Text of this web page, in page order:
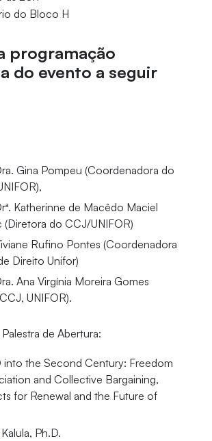
do Bloco H
programação
do evento a seguir
Gina Pompeu (Coordenadora do
Katherinne de Macêdo Maciel
(Diretora do CCJ/UNIFOR)
Rufino Pontes (Coordenadora
Direito Unifor)
Ana Virgínia Moreira Gomes
UNIFOR).
de Abertura:
into the Second Century: Freedom
and Collective Bargaining,
for Renewal and the Future of
Ph.D.